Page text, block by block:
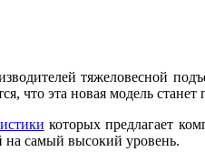
тяжеловесной
что эта новая модель станет
которых предлагает
на самый высокий уровень.